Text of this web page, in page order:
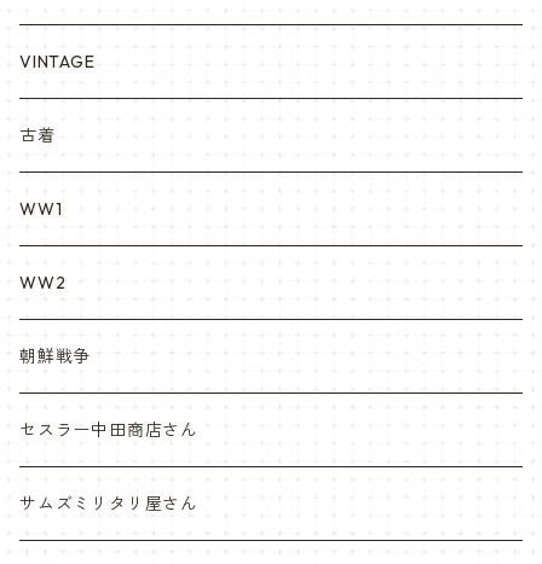
シャークマウス
REPRO レプロ
ポーラテック/POLARTEC
米軍放出品ブーツ
DRAGON ドラゴン
Nyat Mil ニャットミル
カスタム KURI
VietnamEra ウエア
Vietnam ジャングルブーツ
ナム戦装備類/ポーチ・ベルト・小物・ヘルメット等
ARC アメリカンレッドクロス
NURES
VINTAGE
古着
WW1
WW2
朝鮮戦争
セスラー中田商店さん
サムズミリタリ屋さん